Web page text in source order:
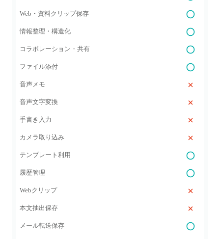
Web・資料クリップ保存
情報整理・構造化
コラボレーション・共有
ファイル添付
音声メモ
音声文字変換
手書き入力
カメラ取り込み
テンプレート利用
履歴管理
Webクリップ
本文抽出保存
メール転送保存